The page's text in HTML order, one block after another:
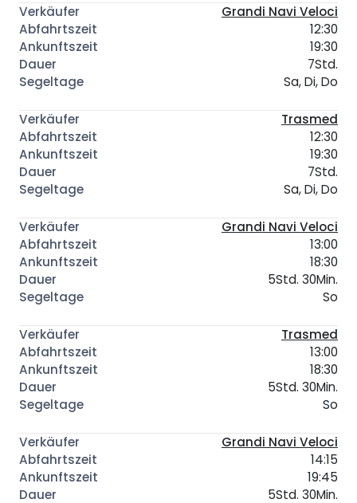
Grandi Navi Veloci
12:30
19:30
7Std.
Sa, Di, Do
Trasmed
12:30
19:30
7Std.
Sa, Di, Do
Grandi Navi Veloci
13:00
18:30
5Std. 30Min.
So
Trasmed
13:00
18:30
5Std. 30Min.
So
Grandi Navi Veloci
14:15
19:45
5Std. 30Min.